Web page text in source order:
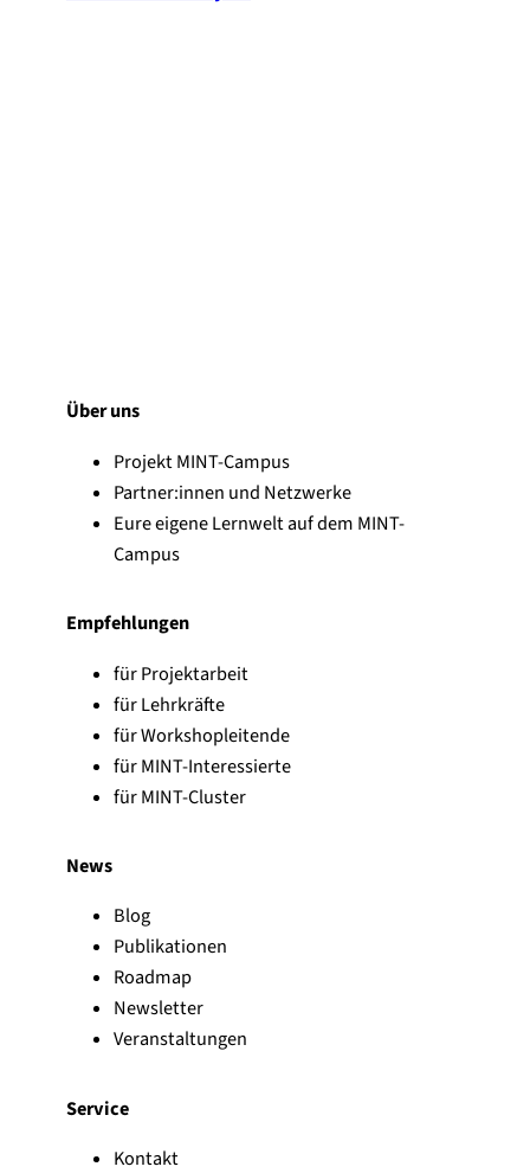
Über uns
Projekt MINT-Campus
Partner:innen und Netzwerke
Eure eigene Lernwelt auf dem MINT-
Campus
Empfehlungen
für Projektarbeit
für Lehrkräfte
für Workshopleitende
für MINT-Interessierte
für MINT-Cluster
News
Blog
Publikationen
Roadmap
Newsletter
Veranstaltungen
Service
Kontakt